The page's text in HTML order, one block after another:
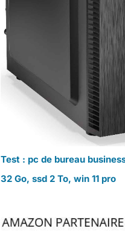
Test : pc de bureau
32 Go, ssd 2 To, win 11 pro